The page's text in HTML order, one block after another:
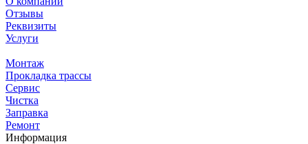
Отзывы
Реквизиты
Услуги
Монтаж
Прокладка трассы
Сервис
Чистка
Заправка
Ремонт
Информация